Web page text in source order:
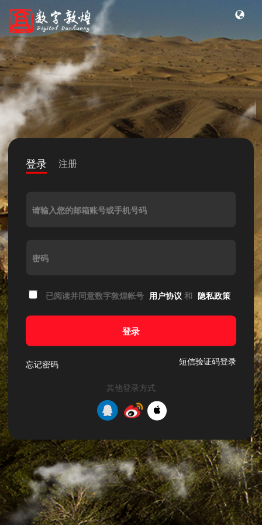
登录 注册
请输入您的邮箱账号或手机号码
密码
已阅读并同意数字敦煌帐号 用户协议 和 隐私政策
登录
忘记密码 短信验证码登录
其他登录方式